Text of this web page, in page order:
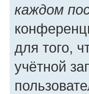
каждом
для того,
учётной